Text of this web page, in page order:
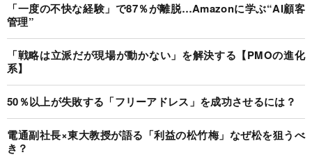
「一度の不快な経験」で87％が離脱…Amazonに学ぶ“AI顧客
管理”
「戦略は立派だが現場が動かない」を解決する【PMOの進化
系】
50％以上が失敗する「フリーアドレス」を成功させるには？
電通副社長×東大教授が語る「利益の松竹梅」なぜ松を狙うべ
き？